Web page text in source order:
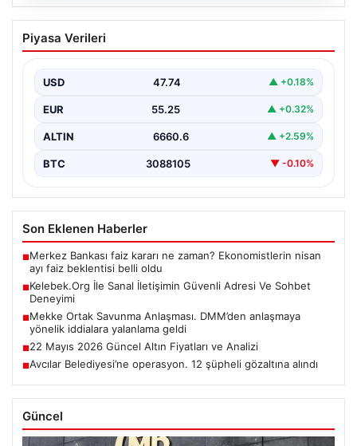
Kelebek.Org İle Sanal İletişimin Güvenli
Adresi Ve Sohbet Deneyimi
kurması kritik bir değer ifade etmektedir. Halen…
Piyasa Verileri
USD 47.74 ▲ +0.18%
EUR 55.25 ▲ +0.32%
ALTIN 6660.6 ▲ +2.59%
BTC 3088105 ▼ -0.10%
Son Eklenen Haberler
■Merkez Bankası faiz kararı ne zaman? Ekonomistlerin nisan
ayı faiz beklentisi belli oldu
■Kelebek.Org İle Sanal İletişimin Güvenli Adresi Ve Sohbet
Deneyimi
■Mekke Ortak Savunma Anlaşması. DMM’den anlaşmaya
yönelik iddialara yalanlama geldi
■22 Mayıs 2026 Güncel Altın Fiyatları ve Analizi
■Avcılar Belediyesi’ne operasyon. 12 şüpheli gözaltına alındı
Güncel